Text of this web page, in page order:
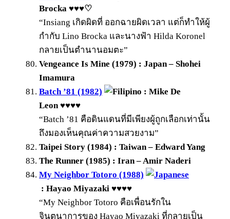
Brocka ♥♥♥♡
“Insiang เกิดผิดที่ ออกฉายผิดเวลา แต่ก็ทำให้ผู้
กำกับ Lino Brocka และนางฟ้า Hilda Koronel
กลายเป็นตำนานอมตะ”
Vengeance Is Mine (1979) : Japan – Shohei
Imamura
Batch ’81 (1982)
: Mike De
Leon ♥♥♥♥
“Batch ’81 คือดินแดนที่มีเพียงผู้ถูกเลือกเท่านั้น
ถึงมองเห็นคุณค่าความสวยงาม”
Taipei Story (1984) : Taiwan – Edward Yang
The Runner (1985) : Iran – Amir Naderi
My Neighbor Totoro (1988)
: Hayao Miyazaki ♥♥♥♥
“My Neighbor Totoro คือเพื่อนรักใน
จินตนาการของ Hayao Miyazaki ที่กลายเป็น